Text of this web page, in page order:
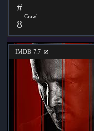
#
8
Crawl
IMDB 7.7